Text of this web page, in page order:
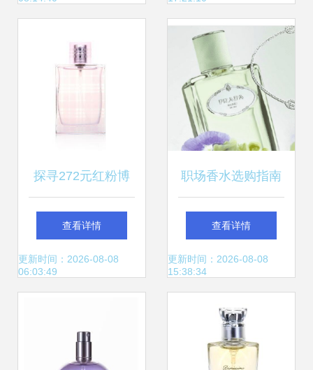
探寻272元红粉博
柏利香水的魅力 价
格、评价与返利诱
查看详情
更新时间：2026-08-08
06:03:49
职场香水选购指南
八款助你专业度UP
的职场香水推荐
查看详情
更新时间：2026-08-08
15:38:34